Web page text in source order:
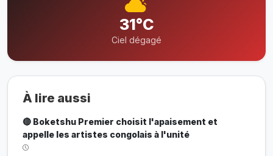
31°C
Ciel dégagé
À lire aussi
🔴 Boketshu Premier choisit l'apaisement et
appelle les artistes congolais à l'unité